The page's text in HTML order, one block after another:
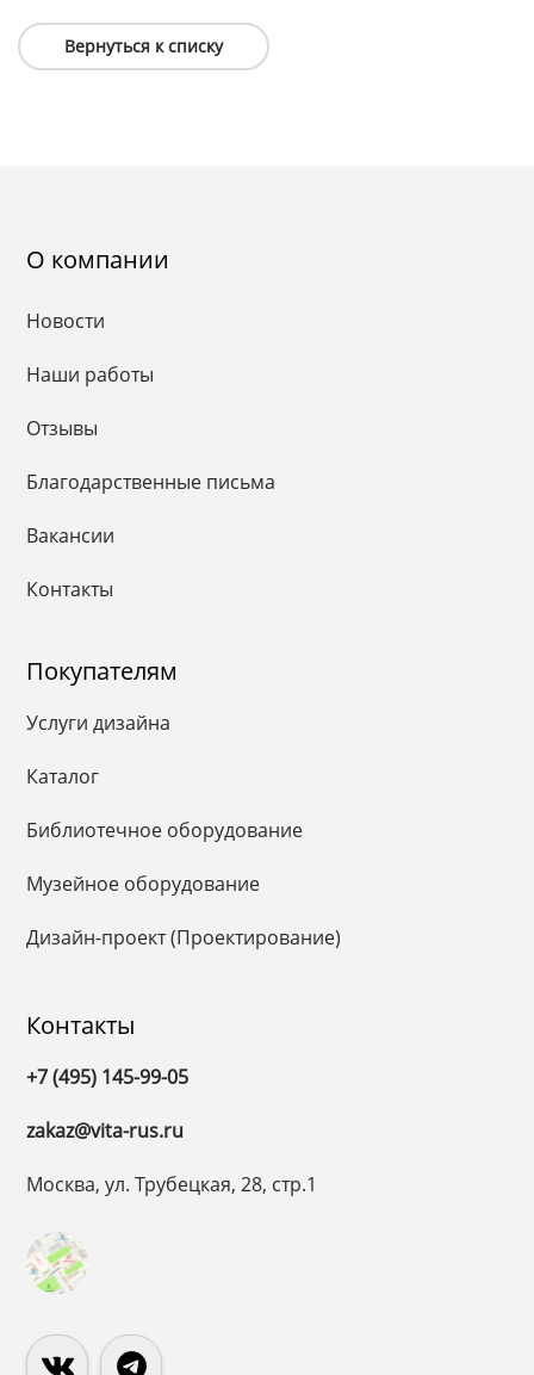
Вернуться к списку
О компании
Новости
Наши работы
Отзывы
Благодарственные письма
Вакансии
Контакты
Покупателям
Услуги дизайна
Каталог
Библиотечное оборудование
Музейное оборудование
Дизайн-проект (Проектирование)
Контакты
+7 (495) 145-99-05
zakaz@vita-rus.ru
Москва, ул. Трубецкая, 28, стр.1